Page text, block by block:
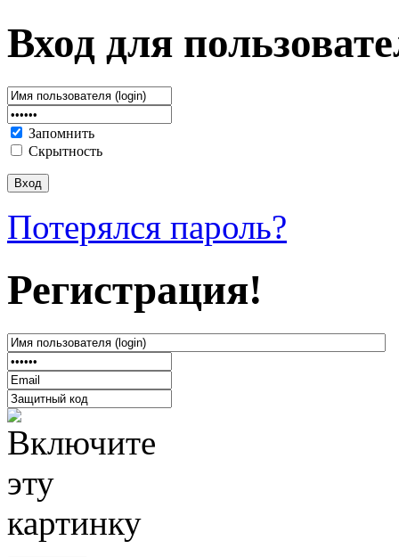
Вход для
Запомнить
Скрытность
Потерялся пароль?
Регистрация!